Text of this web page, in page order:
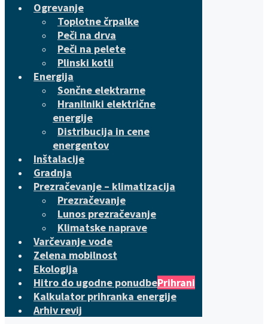
Ogrevanje
Toplotne črpalke
Peči na drva
Peči na pelete
Plinski kotli
Energija
Sončne elektrarne
Hranilniki električne
energije
Distribucija in cene
energentov
Inštalacije
Gradnja
Prezračevanje – klimatizacija
Prezračevanje
Lunos prezračevanje
Klimatske naprave
Varčevanje vode
Zelena mobilnost
Ekologija
Hitro do ugodne ponudbePrihrani
Kalkulator prihranka energije
Arhiv revij